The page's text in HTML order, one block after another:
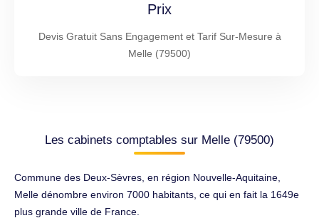
Prix
Devis Gratuit Sans Engagement et Tarif Sur-Mesure à
Melle (79500)
Les cabinets comptables sur Melle (79500)
Commune des Deux-Sèvres, en région Nouvelle-Aquitaine,
Melle dénombre environ 7000 habitants, ce qui en fait la 1649e
plus grande ville de France.